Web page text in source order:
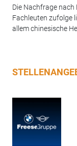
Die Nachfrage
Fachleuten zufolge
allem chinesische